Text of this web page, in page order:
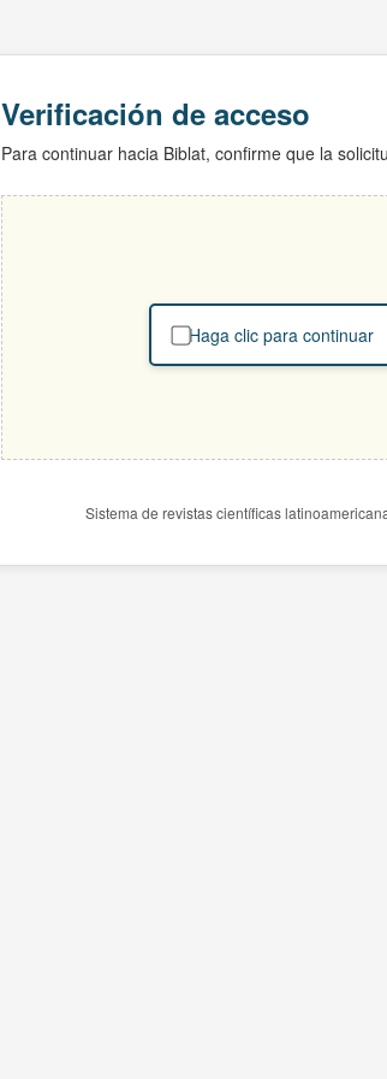
Verificación de acceso
Para continuar hacia Biblat, confirme que la
Haga clic para continuar
Sistema de revistas científicas